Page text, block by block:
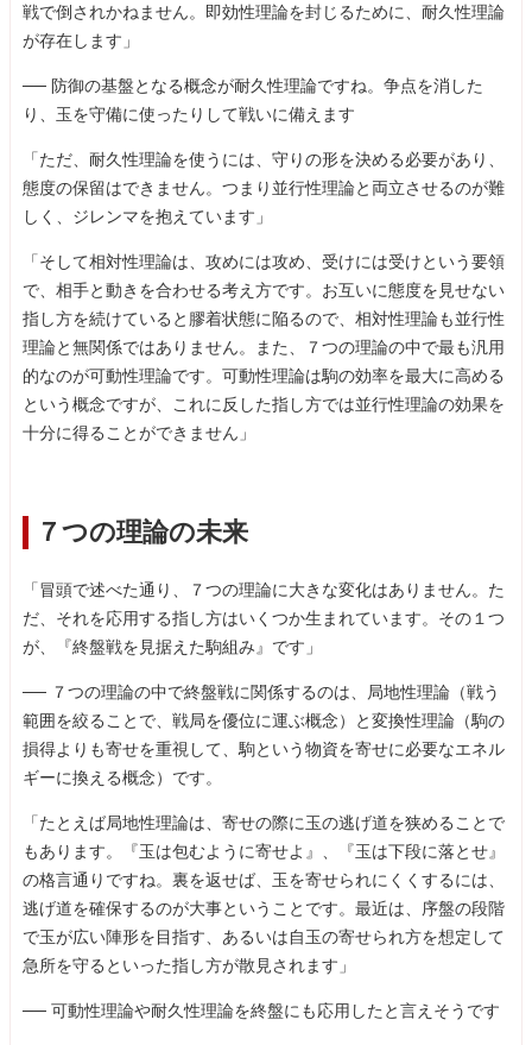
戦で倒されかねません。即効性理論を封じるために、耐久性理論
が存在します」
── 防御の基盤となる概念が耐久性理論ですね。争点を消した
り、玉を守備に使ったりして戦いに備えます
「ただ、耐久性理論を使うには、守りの形を決める必要があり、
態度の保留はできません。つまり並行性理論と両立させるのが難
しく、ジレンマを抱えています」
「そして相対性理論は、攻めには攻め、受けには受けという要領
で、相手と動きを合わせる考え方です。お互いに態度を見せない
指し方を続けていると膠着状態に陥るので、相対性理論も並行性
理論と無関係ではありません。また、７つの理論の中で最も汎用
的なのが可動性理論です。可動性理論は駒の効率を最大に高める
という概念ですが、これに反した指し方では並行性理論の効果を
十分に得ることができません」
７つの理論の未来
「冒頭で述べた通り、７つの理論に大きな変化はありません。た
だ、それを応用する指し方はいくつか生まれています。その１つ
が、『終盤戦を見据えた駒組み』です」
── ７つの理論の中で終盤戦に関係するのは、局地性理論（戦う
範囲を絞ることで、戦局を優位に運ぶ概念）と変換性理論（駒の
損得よりも寄せを重視して、駒という物資を寄せに必要なエネル
ギーに換える概念）です。
「たとえば局地性理論は、寄せの際に玉の逃げ道を狭めることで
もあります。『玉は包むように寄せよ』、『玉は下段に落とせ』
の格言通りですね。裏を返せば、玉を寄せられにくくするには、
逃げ道を確保するのが大事ということです。最近は、序盤の段階
で玉が広い陣形を目指す、あるいは自玉の寄せられ方を想定して
急所を守るといった指し方が散見されます」
── 可動性理論や耐久性理論を終盤にも応用したと言えそうです